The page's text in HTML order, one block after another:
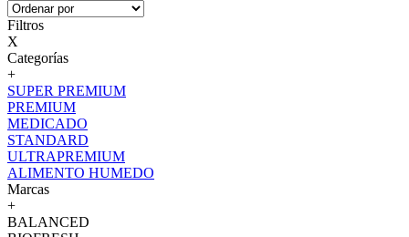
Filtros
X
Categorías
+
SUPER PREMIUM
PREMIUM
MEDICADO
STANDARD
ULTRAPREMIUM
ALIMENTO HUMEDO
Marcas
+
BALANCED